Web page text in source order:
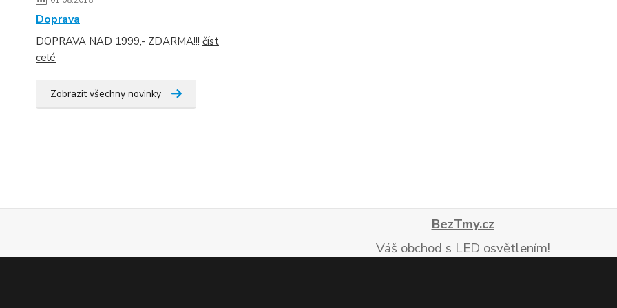
Doprava
DOPRAVA NAD 1999,- ZDARMA!!! číst
celé
Zobrazit všechny novinky
BezTmy.cz
Váš obchod s LED osvětlením!